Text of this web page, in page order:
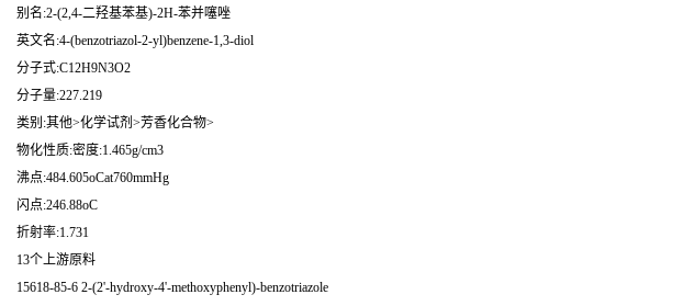
别名:2-(2,4-二羟基苯基)-2H-苯并噻唑
英文名:4-(benzotriazol-2-yl)benzene-1,3-diol
分子式:C12H9N3O2
分子量:227.219
类别:其他>化学试剂>芳香化合物>
物化性质:密度:1.465g/cm3
沸点:484.605oCat760mmHg
闪点:246.88oC
折射率:1.731
13个上游原料
15618-85-6 2-(2'-hydroxy-4'-methoxyphenyl)-benzotriazole